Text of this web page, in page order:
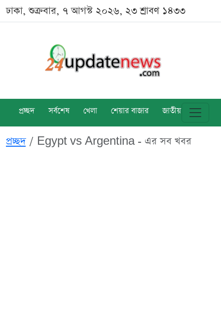
ঢাকা, শুক্রবার, ৭ আগস্ট ২০২৬, ২৩ শ্রাবণ ১৪৩৩
প্রচ্ছদ সর্বশেষ খেলা শেয়ার বাজার জাতীয় বিশ্ব
প্রচ্ছদ Egypt vs Argentina - এর সব খবর